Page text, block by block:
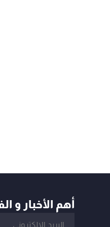
أهم الأخبار و